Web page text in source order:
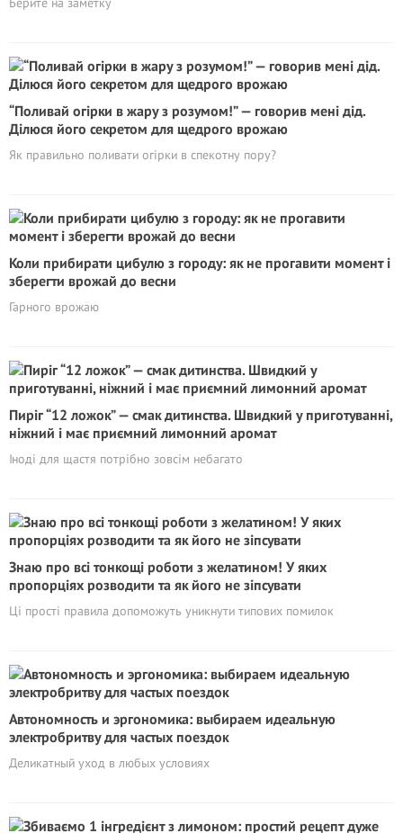
“Поливай огірки в жару з розумом!” — говорив мені дід.
Ділюся його секретом для щедрого врожаю
Як правильно поливати огірки в спекотну пору?
Коли прибирати цибулю з городу: як не прогавити момент і
зберегти врожай до весни
Гарного врожаю
Пиріг “12 ложок” — смак дитинства. Швидкий у приготуванні,
ніжний і має приємний лимонний аромат
Іноді для щастя потрібно зовсім небагато
Знаю про всі тонкощі роботи з желатином! У яких
пропорціях розводити та як його не зіпсувати
Ці прості правила допоможуть уникнути типових помилок
Автономность и эргономика: выбираем идеальную
электробритву для частых поездок
Деликатный уход в любых условиях